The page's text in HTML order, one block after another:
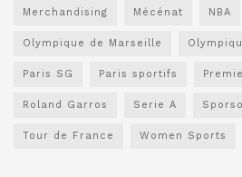
Merchandising Mécénat NBA
Olympique de Marseille
Paris SG Paris sportifs
Roland Garros Serie A
Tour de France Women Sports